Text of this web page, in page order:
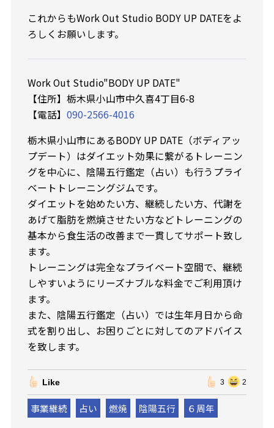
これからもWork Out Studio BODY UP DATEをよ
ろしくお願いします。
Work Out Studio"BODY UP DATE"
【住所】栃木県小山市中久喜4丁目6-8
【電話】 090-2566-4016
栃木県小山市にあるBODY UP DATE（ボディアッ
プデート）はダイエット効果に繋がるトレーニン
グを中心に、陰陽五行鑑定（占い）も行うプライ
ベートトレーニングジムです。
ダイエットを始めたい方、継続したい方、代謝を
あげて脂肪を燃焼させたい方などトレーニングの
基本から食生活の改善まで一貫してサポート致し
ます。
トレーニングは完全なプライベート空間で、継続
しやすいようにリーズナブルな料金でご利用頂け
ます。
また、陰陽五行鑑定（占い）では生年月日から命
式を割り出し、お困りごとに対してのアドバイス
を致します。
Like 3 2
事業継続 占い 燃焼 陰陽五行 ６周年